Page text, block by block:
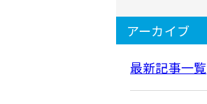
アーカイブ
最新記事一覧